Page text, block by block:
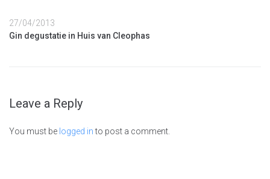
27/04/2013
Gin degustatie in Huis van Cleophas
Leave a Reply
You must be logged into post a comment.